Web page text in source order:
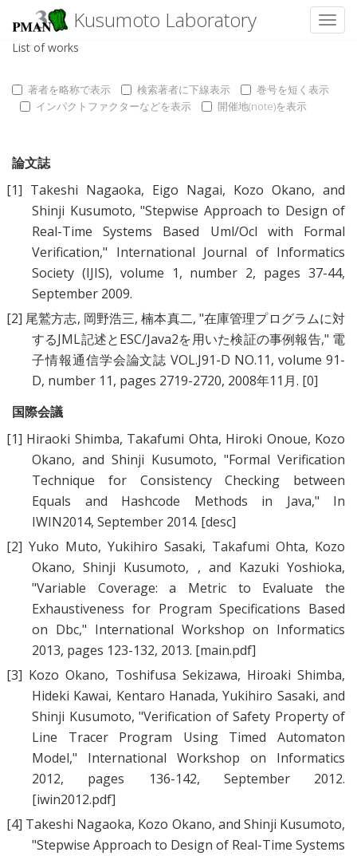
Kusumoto Laboratory
List of works
著者を略称で表示 検索著者に下線表示
巻号を短く表示
インパクトファクターなどを表示
開催地(note)を表示
論文誌
[1] Takeshi Nagaoka, Eigo Nagai, Kozo Okano, and
Shinji Kusumoto, "Stepwise Approach to Design of
Real-Time Systems Based Uml/Ocl with Formal
Verification," International Journal of Informatics
Society (IJIS), volume 1, number 2, pages 37-44,
September 2009.
[2] 尾鷲方志, 岡野浩三,楠本真二, "在庫管理プログラムに対
するJML記述とESC/Java2を用いた検証の事例報告," 電
子情報通信学会論文誌 VOL.J91-D NO.11, volume 91-
D, number 11, pages 2719-2720, 2008年11月. [0]
国際会議
[1] Hiraoki Shimba, Takafumi Ohta, Hiroki Onoue, Kozo
Okano, and Shinji Kusumoto, "Formal Verification
Technique for Consistency Checking between
Equals and Hashcode Methods in Java," In
IWIN2014, September 2014. [desc]
[2] Yuko Muto, Yukihiro Sasaki, Takafumi Ohta, Kozo
Okano,Shinji Kusumoto, , and Kazuki Yoshioka,
"Variable Coverage: a Metric to Evaluate the
Exhaustiveness for Program Specifications Based
on Dbc," International Workshop on Informatics
2013, pages 123-132, 2013. [main.pdf]
[3] Kozo Okano, Toshifusa Sekizawa, Hiroaki Shimba,
Hideki Kawai, Kentaro Hanada, Yukihiro Sasaki, and
Shinji Kusumoto, "Verification of Safety Property of
Line Tracer Program Using Timed Automaton
Model," International Workshop on Informatics
2012, pages 136-142, September 2012.
[iwin2012.pdf]
[4] Takeshi Nagaoka, Kozo Okano, and Shinji Kusumoto,
"Stepwise Approach to Design of Real-Time Systems